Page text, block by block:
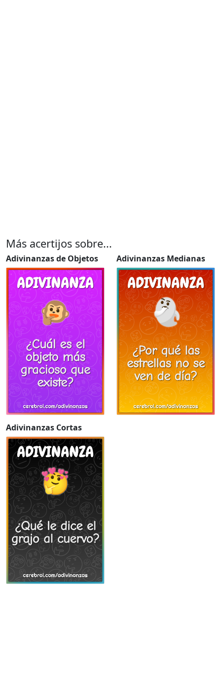
Más acertijos sobre...
Adivinanzas de Objetos Adivinanzas Medianas
Adivinanzas Cortas